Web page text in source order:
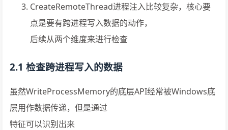
CreateRemoteThread进程注入比较复杂，核心要
点是要有跨进程写入数据的动作，
后续从两个维度来进行检查
2.1 检查跨进程写入的数据
虽然WriteProcessMemory的底层API经常被Windows底
层用作数据传递，但是通过
特征可以识别出来